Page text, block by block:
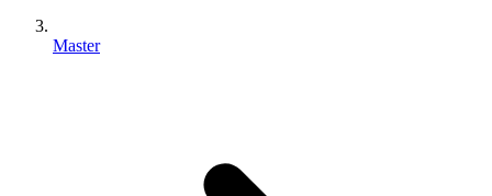
Master